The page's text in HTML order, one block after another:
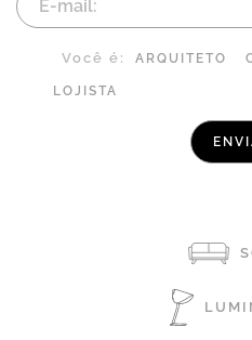
Você é: ARQUITETO
LOJISTA